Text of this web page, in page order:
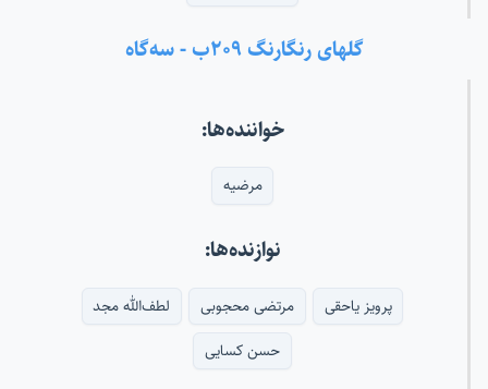
گلهای رنگارنگ ۲۰۹ب - سه‌گاه
خواننده‌ها:
مرضیه
نوازنده‌ها:
پرویز یاحقی مرتضی محجوبی
لطف‌الله مجد
حسن کسایی